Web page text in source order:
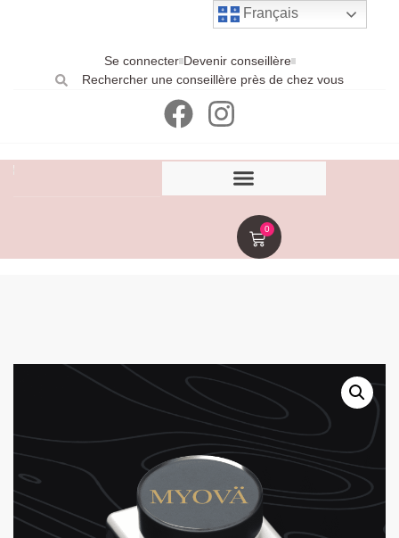
Se connecter Devenir conseillère
Rechercher une conseillère près de chez vous
0
Français